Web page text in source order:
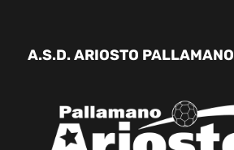
A.S.D. ARIOSTO PALLAMANO